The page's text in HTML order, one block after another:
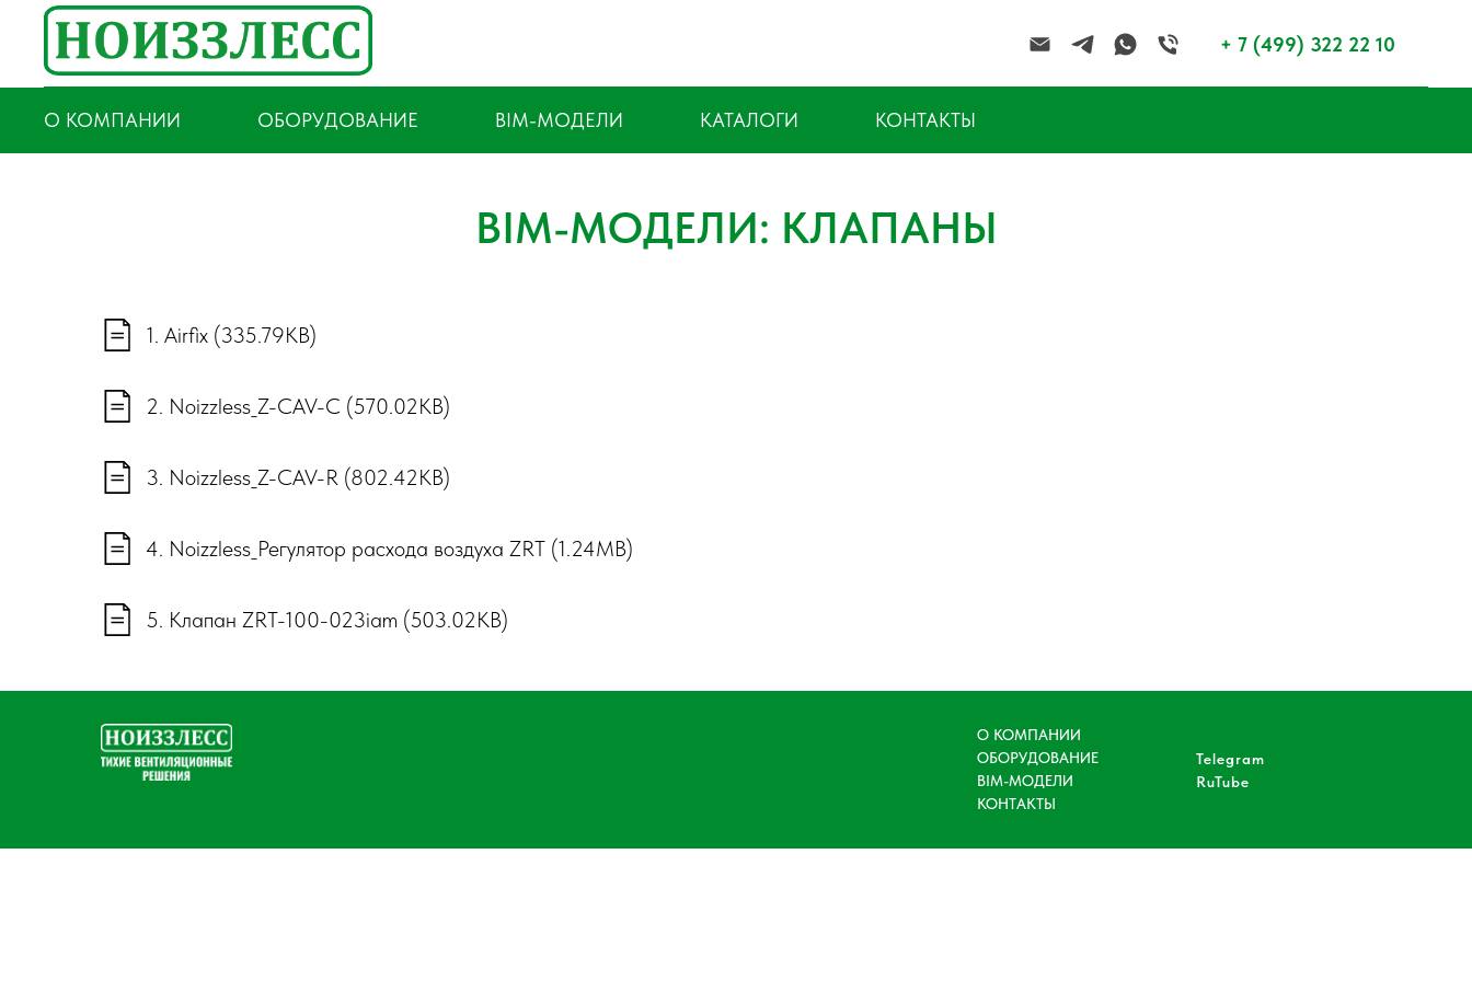
+ 7 (499) 322 22 10
О КОМПАНИИ ОБОРУДОВАНИЕ BIM-МОДЕЛИ КАТАЛОГИ КОНТАКТЫ
BIM-МОДЕЛИ: КЛАПАНЫ
1. Airfix (335.79KB)
2. Noizzless_Z-CAV-C (570.02KB)
3. Noizzless_Z-CAV-R (802.42KB)
4. Noizzless_Регулятор расхода воздуха ZRT (1.24MB)
5. Клапан ZRT-100-023iam (503.02KB)
О КОМПАНИИ
ОБОРУДОВАНИЕ
BIM-МОДЕЛИ
КОНТАКТЫ
Telegram
RuTube